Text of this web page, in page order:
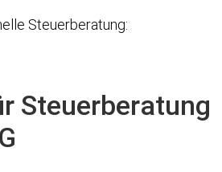
Steuerberatung:
Steuerberatung